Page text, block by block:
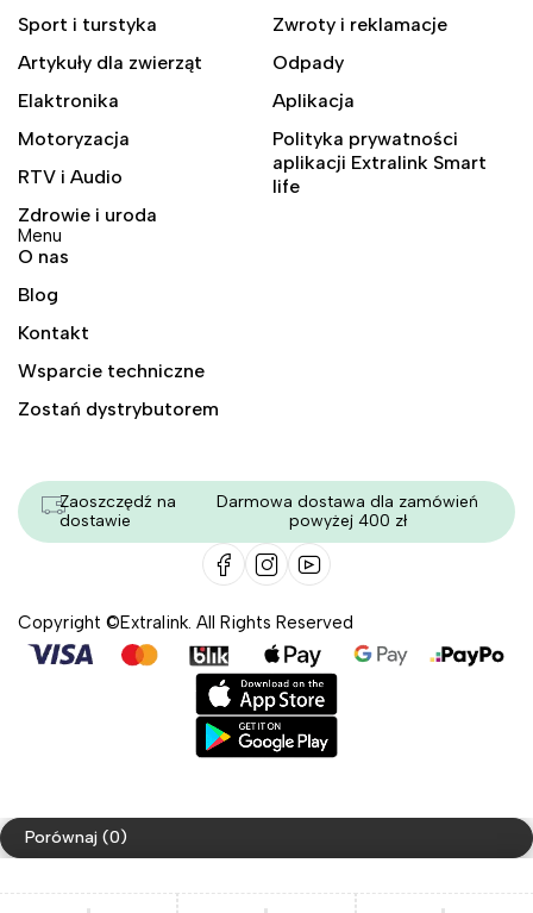
Sport i turstyka
Artykuły dla zwierząt
Elaktronika
Motoryzacja
RTV i Audio
Zdrowie i uroda
Zwroty i reklamacje
Odpady
Aplikacja
Polityka prywatności
aplikacji Extralink Smart
life
Menu
O nas
Blog
Kontakt
Wsparcie techniczne
Zostań dystrybutorem
Zaoszczędź na
dostawie
Darmowa dostawa dla zamówień
powyżej 400 zł
Copyright ©Extralink. All Rights Reserved
Porównaj (0)